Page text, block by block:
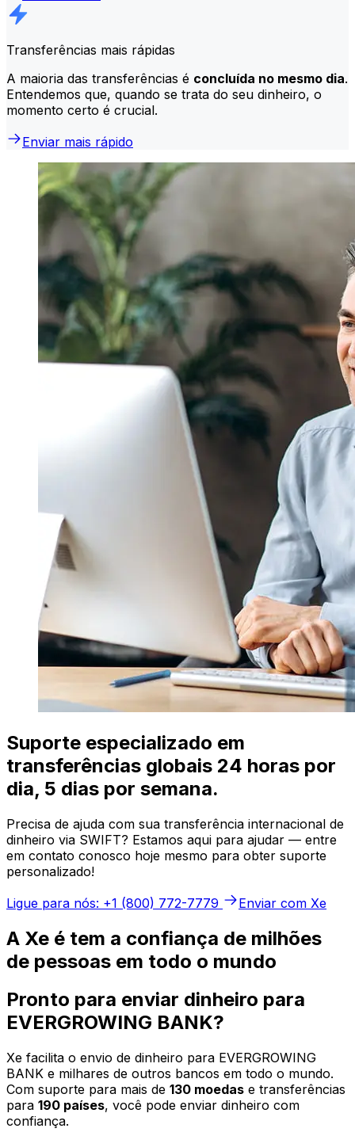
Transferências mais rápidas
A maioria das transferências é concluída no mesmo dia.
Entendemos que, quando se trata do seu dinheiro, o
momento certo é crucial.
Enviar mais rápido
Suporte especializado em
transferências globais 24 horas por
dia, 5 dias por semana.
Precisa de ajuda com sua transferência internacional de
dinheiro via SWIFT? Estamos aqui para ajudar — entre
em contato conosco hoje mesmo para obter suporte
personalizado!
Ligue para nós: +1 (800) 772-7779
Enviar com Xe
A Xe é tem a confiança de milhões
de pessoas em todo o mundo
Pronto para enviar dinheiro para
EVERGROWING BANK?
Xe facilita o envio de dinheiro para EVERGROWING
BANK e milhares de outros bancos em todo o mundo.
Com suporte para mais de 130 moedas e transferências
para 190 países, você pode enviar dinheiro com
confiança.